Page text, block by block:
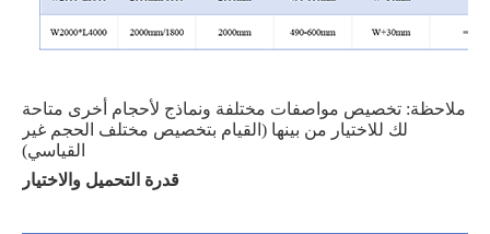
ملاحظة: تخصيص مواصفات مختلفة ونماذج لأحجام أخرى متاحة
لك للاختيار من بينها (القيام بتخصيص مختلف الحجم غير
القياسي)
قدرة التحميل والاختيار